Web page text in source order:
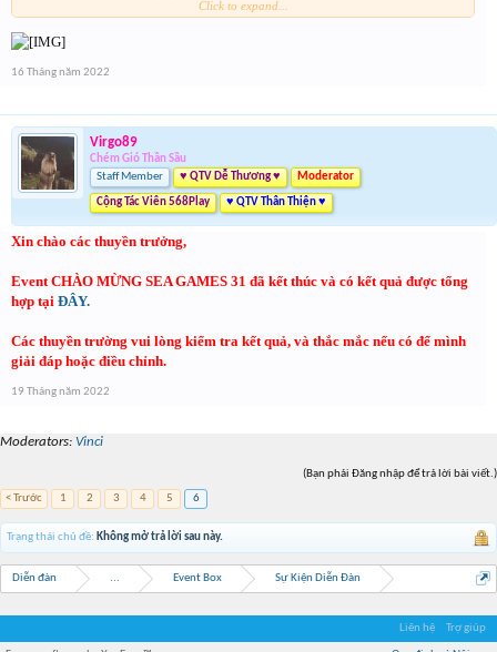
loại bỏ khỏi Event.
Click to expand...
16 Tháng năm 2022
Virgo89
Chém Gió Thần Sầu
Staff Member
♥ QTV Dễ Thương ♥ Moderator
Cộng Tác Viên 568Play ♥ QTV Thân Thiện ♥
Xin chào các thuyền trưởng,
Event CHÀO MỪNG SEA GAMES 31 đã kết thúc và có kết quả được tổng
hợp tại ĐÂY.
Các thuyền trường vui lòng kiểm tra kết quả, và thắc mắc nếu có để mình
giải đáp hoặc điều chỉnh.
19 Tháng năm 2022
Moderators: Vinci
(Bạn phải Đăng nhập để trả lời bài viết.)
< Trước
1 2 3 4 5 6
Trạng thái chủ đề: Không mở trả lời sau này.
Diễn đàn ... Event Box Sự Kiện Diễn Đàn
Liên hệ Trợ giúp